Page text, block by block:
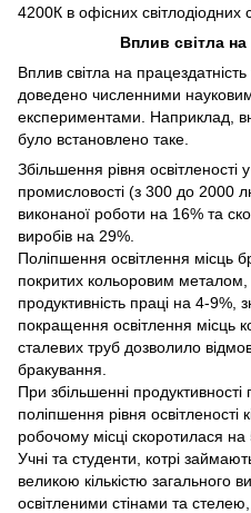
4200К в офісних світлодіодних
Вплив світла на
Вплив світла на
доведено численними
експериментами. Наприклад,
було встановлено таке.
Збільшення рівня освітленості
промисловості (з 300 до 2000
виконаної роботи на 16% та
виробів на 29%.
Поліпшення освітлення місць
покритих кольоровим металом,
продуктивність праці на 4-
покращення освітлення місць
сталевих труб дозволило
бракування.
При збільшенні
поліпшення рівня освітленості
робочому місці скоротилася на
Учні та студенти, котрі
великою кількістю загального
освітленими стінами та